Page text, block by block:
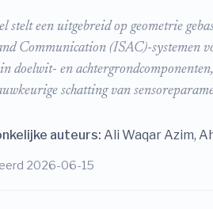
stelt een uitgebreid op geometrie
Communication (ISAC)-systemen
doelwit- en
schatting van
auteurs: Ali Waqar Azim,
2026-06-15